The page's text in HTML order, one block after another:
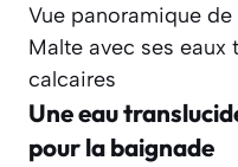
Vue panoramique
Malte avec ses eaux
calcaires
Une eau
pour la baignade